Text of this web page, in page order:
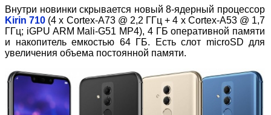
Внутри новинки скрывается новый 8-ядерный процессор
Kirin 710 (4 х Cortex-A73 @ 2,2 ГГц + 4 х Cortex-A53 @ 1,7
ГГц; iGPU ARM Mali-G51 MP4), 4 ГБ оперативной памяти
и накопитель емкостью 64 ГБ. Есть слот microSD для
увеличения объема постоянной памяти.